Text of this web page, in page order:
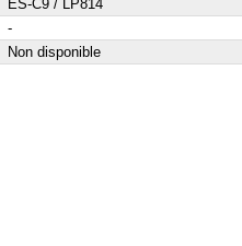
ES-C9 / LP814
-
Non disponible